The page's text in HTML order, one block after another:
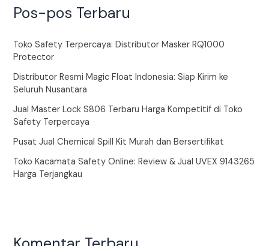
Pos-pos Terbaru
Toko Safety Terpercaya: Distributor Masker RQ1000
Protector
Distributor Resmi Magic Float Indonesia: Siap Kirim ke
Seluruh Nusantara
Jual Master Lock S806 Terbaru Harga Kompetitif di Toko
Safety Terpercaya
Pusat Jual Chemical Spill Kit Murah dan Bersertifikat
Toko Kacamata Safety Online: Review & Jual UVEX 9143265
Harga Terjangkau